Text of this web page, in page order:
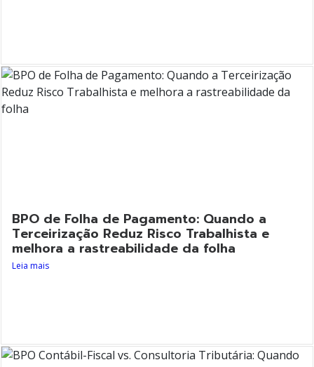
BPO de Folha de Pagamento: Quando a
Terceirização Reduz Risco Trabalhista e
melhora a rastreabilidade da folha
Leia mais